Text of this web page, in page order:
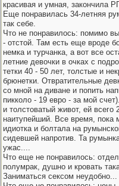
красивая и умная, закончила
Еще понравилась 34-летняя
так себе.
Что не понравилось: помимо
- отстой. Там есть еще вроде
немка и турчанка, а вот все
летние девочки в очках с
тетки 40 - 50 лет, толстые и
брюнетки. Отвратительные
со мной на диване и попить
пикколо - 19 евро - за мой
и толстоватый живот, ей
наитупейший. Все время, пока
идиотка и болтала на
сидевшей напротив. Та
ужас....
Что еще не понравилось:
полумрак, душно и кровать
Заниматься сексом неудобно...